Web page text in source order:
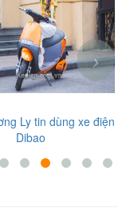
viên, ca sĩ nổi tiếng
những sản phẩm tại
›